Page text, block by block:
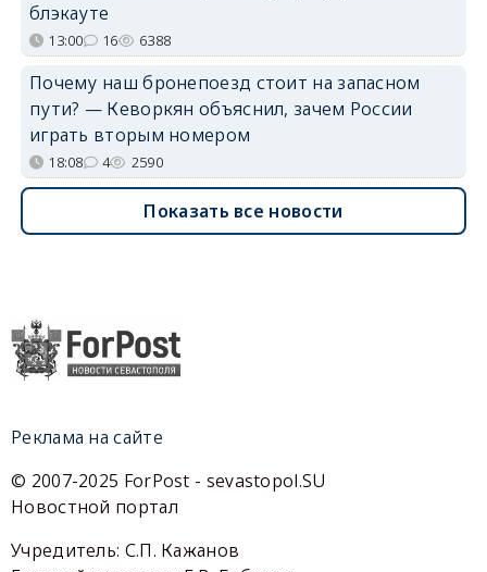
блэкауте
13:00 16 6388
Почему наш бронепоезд стоит на запасном
пути? — Кеворкян объяснил, зачем России
играть вторым номером
18:08 4 2590
Показать все новости
Реклама на сайте
© 2007-2025 ForPost - sevastopol.SU
Новостной портал
Учредитель: С.П. Кажанов